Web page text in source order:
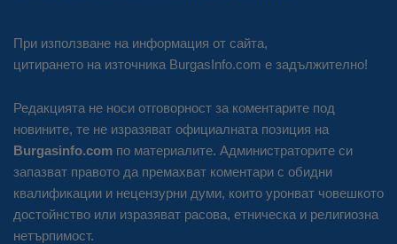
При използване на информация от сайта,
цитирането на източника BurgasInfo.com е задължително!
Редакцията не носи отговорност за коментарите под
новините, те не изразяват официалната позиция на
Burgasinfo.com по материалите. Администраторите си
запазват правото да премахват коментари с обидни
квалификации и нецензурни думи, които уронват човешкото
достойнство или изразяват расова, етническа и религиозна
нетърпимост.